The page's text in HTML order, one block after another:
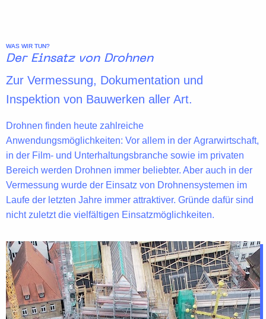
WAS WIR TUN?
Der Einsatz von Drohnen
Zur Vermessung, Dokumentation und
Inspektion von Bauwerken aller Art.
Drohnen finden heute zahlreiche
Anwendungsmöglichkeiten: Vor allem in der Agrarwirtschaft,
in der Film- und Unterhaltungsbranche sowie im privaten
Bereich werden Drohnen immer beliebter. Aber auch in der
Vermessung wurde der Einsatz von Drohnensystemen im
Laufe der letzten Jahre immer attraktiver. Gründe dafür sind
nicht zuletzt die vielfältigen Einsatzmöglichkeiten.